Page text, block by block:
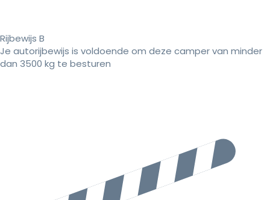
Rijbewijs B
Je autorijbewijs is voldoende om deze camper van minder
dan 3500 kg te besturen